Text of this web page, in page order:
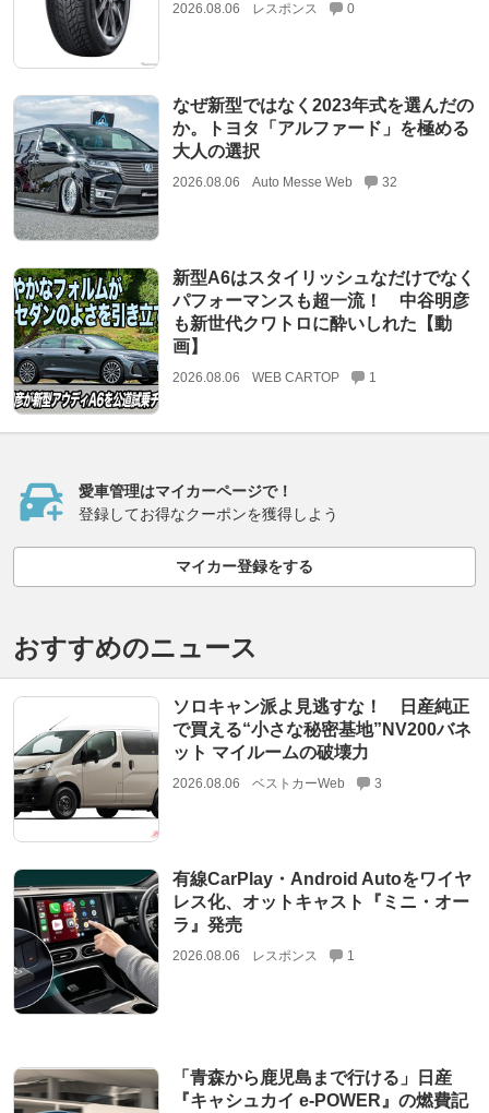
2026.08.06 レスポンス 0
なぜ新型ではなく2023年式を選んだの
か。トヨタ「アルファード」を極める
大人の選択
2026.08.06 Auto Messe Web 32
新型A6はスタイリッシュなだけでなく
パフォーマンスも超一流！ 中谷明彦
も新世代クワトロに酔いしれた【動
画】
2026.08.06 WEB CARTOP 1
愛車管理はマイカーページで！
登録してお得なクーポンを獲得しよう
マイカー登録をする
おすすめのニュース
ソロキャン派よ見逃すな！ 日産純正
で買える“小さな秘密基地”NV200バネ
ット マイルームの破壊力
2026.08.06 ベストカーWeb 3
有線CarPlay・Android Autoをワイヤ
レス化、オットキャスト『ミニ・オー
ラ』発売
2026.08.06 レスポンス 1
「青森から鹿児島まで行ける」日産
『キャシュカイ e-POWER』の燃費記